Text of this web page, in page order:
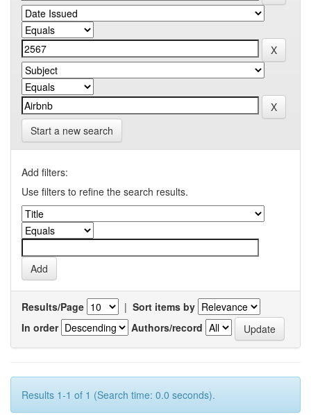
Start a new search
Add filters:
Use filters to refine the search results.
Results/Page | Sort items by
In order
Authors/record
Results 1-1 of 1 (Search time: 0.0 seconds).